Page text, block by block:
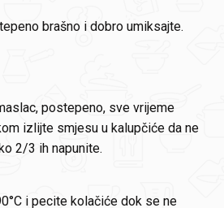
brašno i dobro umiksajte.
postepeno, sve vrijeme
izlijte smjesu u kalupčiće da ne
2/3 ih napunite.
i pecite kolačiće dok se ne